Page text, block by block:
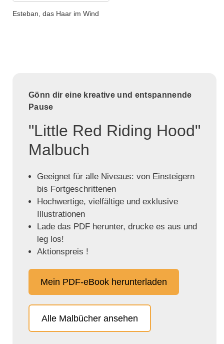
Esteban, das Haar im Wind
Gönn dir eine kreative und entspannende
Pause
"Little Red Riding Hood"
Malbuch
Geeignet für alle Niveaus: von Einsteigern
bis Fortgeschrittenen
Hochwertige, vielfältige und exklusive
Illustrationen
Lade das PDF herunter, drucke es aus und
leg los!
Aktionspreis !
Mein PDF-eBook herunterladen
Alle Malbücher ansehen